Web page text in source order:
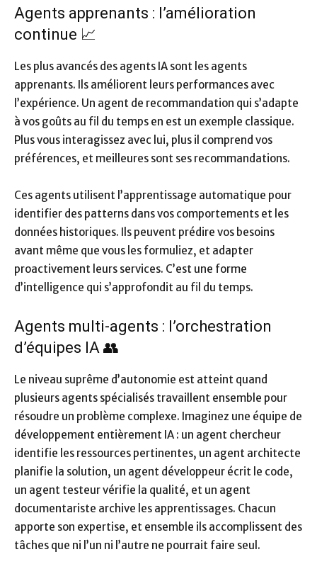
Agents apprenants : l’amélioration
continue 📈
Les plus avancés des agents IA sont les agents
apprenants. Ils améliorent leurs performances avec
l’expérience. Un agent de recommandation qui s’adapte
à vos goûts au fil du temps en est un exemple classique.
Plus vous interagissez avec lui, plus il comprend vos
préférences, et meilleures sont ses recommandations.
Ces agents utilisent l’apprentissage automatique pour
identifier des patterns dans vos comportements et les
données historiques. Ils peuvent prédire vos besoins
avant même que vous les formuliez, et adapter
proactivement leurs services. C’est une forme
d’intelligence qui s’approfondit au fil du temps.
Agents multi-agents : l’orchestration
d’équipes IA 👥
Le niveau suprême d’autonomie est atteint quand
plusieurs agents spécialisés travaillent ensemble pour
résoudre un problème complexe. Imaginez une équipe de
développement entièrement IA : un agent chercheur
identifie les ressources pertinentes, un agent architecte
planifie la solution, un agent développeur écrit le code,
un agent testeur vérifie la qualité, et un agent
documentariste archive les apprentissages. Chacun
apporte son expertise, et ensemble ils accomplissent des
tâches que ni l’un ni l’autre ne pourrait faire seul.